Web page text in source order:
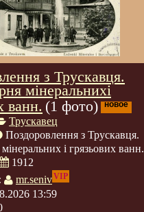
з Трускавця.
мінеральнихі
ванн. (1 фото) новое
Трускавец
Поздоровлення з Трускавця.
і грязьових ванн.
1912
mr.senivVIP
13:59